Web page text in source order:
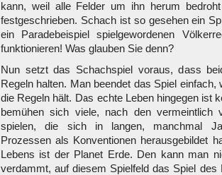
kann, weil alle Felder um ihn herum
festgeschrieben. Schach ist so gesehen ein
ein Paradebeispiel spielgewordenen
funktionieren! Was glauben Sie denn?
Nun setzt das Schachspiel voraus, dass
Regeln halten. Man beendet das Spiel einfach,
die Regeln hält. Das echte Leben hingegen ist
bemühen sich viele, nach den vermeintlich
spielen, die sich in langen, manchmal
Prozessen als Konventionen herausgebildet
Lebens ist der Planet Erde. Den kann man
verdammt, auf diesem Spielfeld das Spiel des